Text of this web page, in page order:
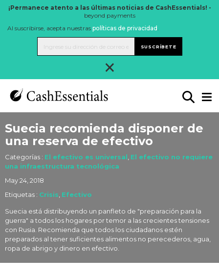
¡Permanece atento a las últimas noticias de CashEssentials! -
beyond payments
Al suscribirse, acepta nuestras políticas de privacidad .
SUSCRÍBETE
×
Suecia recomienda disponer de
una reserva de efectivo
Categorías : El efectivo es universal El efectivo no requiere
una infraestructura tecnológica
May 24, 2018
Etiquetas : Crisis Efectivo
Suecia está distribuyendo un panfleto de "preparación para la
guerra" a todos los hogares por temor a las crecientes tensiones
con Rusia. Recomienda que todos los ciudadanos estén
preparados al tener suficientes alimentos no perecederos, agua,
ropa de abrigo y dinero en efectivo.